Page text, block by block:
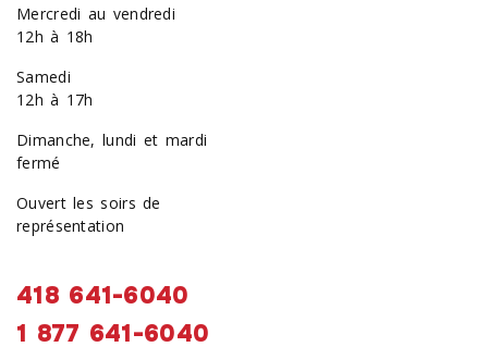
Mercredi au vendredi
12h à 18h
Samedi
12h à 17h
Dimanche, lundi et mardi
fermé
Ouvert les soirs de
représentation
418 641-6040
1 877 641-6040